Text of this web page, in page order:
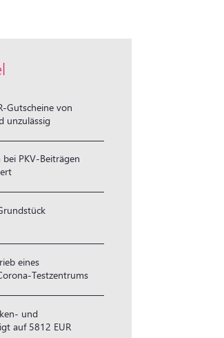
Gutscheine von
unzulässig
PKV-Beiträgen
eines
Testzentrums
und
auf 5812 EUR